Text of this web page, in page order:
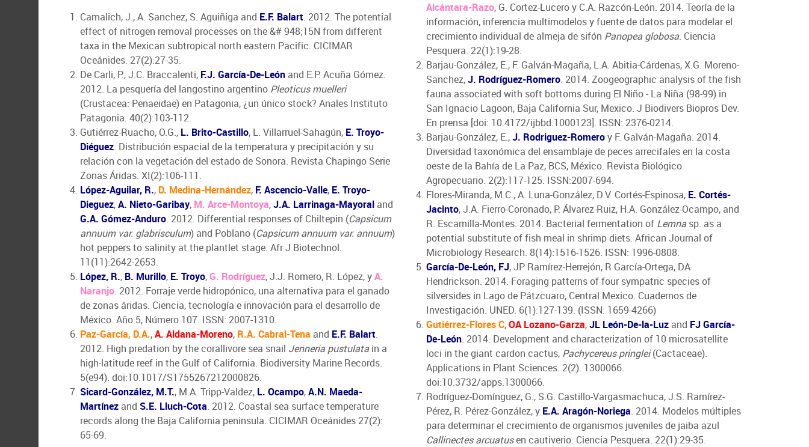
Camalich, J., A. Sanchez, S. Aguiñiga and E.F. Balart. 2012. The potential
effect of nitrogen removal processes on the &# 948;15N from different
taxa in the Mexican subtropical north eastern Pacific. CICIMAR
Oceánides. 27(2):27-35.
De Carli, P., J.C. Braccalenti, F.J. García-De-León and E.P. Acuña Gómez.
2012. La pesquería del langostino argentino Pleoticus muelleri
(Crustacea: Penaeidae) en Patagonia, ¿un único stock? Anales Instituto
Patagonia. 40(2):103-112.
Gutiérrez-Ruacho, O.G., L. Brito-Castillo, L. Villarruel-Sahagún, E. Troyo-
Diéguez. Distribución espacial de la temperatura y precipitación y su
relación con la vegetación del estado de Sonora. Revista Chapingo Serie
Zonas Áridas. XI(2):106-111.
López-Aguilar, R., D. Medina-Hernández, F. Ascencio-Valle, E. Troyo-
Dieguez,A. Nieto-Garibay, M. Arce-Montoya,J.A. Larrinaga-Mayoral and
G.A. Gómez-Anduro. 2012. Differential responses of Chiltepin (Capsicum
annuum var. glabrisculum) and Poblano (Capsicum annuum var. annuum)
hot peppers to salinity at the plantlet stage. Afr J Biotechnol.
11(11):2642-2653.
López, R., B. Murillo, E. Troyo,G. Rodríguez, J.J. Romero, R. López, yA.
Naranjo. 2012. Forraje verde hidropónico, una alternativa para el ganado
de zonas áridas. Ciencia, tecnología e innovación para el desarrollo de
México. Año 5, Número 107. ISSN: 2007-1310.
Paz-García, D.A.,A. Aldana-Moreno, R.A. Cabral-Tena and E.F. Balart.
2012. High predation by the corallivore sea snail Jenneria pustulatain a
high-latitude reef in the Gulf of California. Biodiversity Marine Records.
5(e94). doi:10.1017/S1755267212000826.
Sicard-González, M.T., M.A. Tripp-Valdez, L. Ocampo,A.N. Maeda-
Martínez and S.E. Lluch-Cota. 2012. Coastal sea surface temperature
records along the Baja California peninsula. CICIMAR Oceánides 27(2):
65-69.
Alcántara-Razo, G. Cortez-Lucero y C.A. Razcón-León. 2014. Teoría de la
información, inferencia multimodelos y fuente de datos para modelar el
crecimiento individual de almeja de sifón Panopea globosa. Ciencia
Pesquera. 22(1):19-28.
Barjau-González, E., F. Galván-Magaña, L.A. Abitia-Cárdenas, X.G. Moreno-
Sanchez,J. Rodríguez-Romero. 2014. Zoogeographic analysis of the fish
fauna associated with soft bottoms during El Niño - La Niña (98-99) in
San Ignacio Lagoon, Baja California Sur, Mexico. J Biodivers Biopros Dev.
En prensa [doi: 10.4172/ijbbd.1000123]. ISSN: 2376-0214.
Barjau-González, E.,J. Rodriguez-Romeroy F. Galván-Magaña. 2014.
Diversidad taxonómica del ensamblaje de peces arrecifales en la costa
oeste de la Bahía de La Paz, BCS, México. Revista Biológico
Agropecuario. 2(2):117-125. ISSN:2007-694.
Flores-Miranda, M.C., A. Luna-González, D.V. Cortés-Espinosa, E. Cortés-
Jacinto, J.A. Fierro-Coronado, P. Álvarez-Ruiz, H.A. González-Ocampo, and
R. Escamilla-Montes. 2014. Bacterial fermentation of Lemnasp. as a
potential substitute of fish meal in shrimp diets. African Journal of
Microbiology Research. 8(14):1516-1526. ISSN: 1996-0808.
García-De-León, FJ, JP Ramírez-Herrejón, R García-Ortega, DA
Hendrickson. 2014. Foraging patterns of four sympatric species of
silversides in Lago de Pátzcuaro, Central Mexico. Cuadernos de
Investigación. UNED. 6(1):127-139. (ISSN: 1659-4266)
Gutiérrez-Flores C,OA Lozano-Garza,JL León-De-la-Luz and FJ García-
De-León. 2014. Development and characterization of 10 microsatellite
loci in the giant cardon cactus, Pachycereus pringlei(Cactaceae).
Applications in Plant Sciences. 2(2). 1300066.
doi:10.3732/apps.1300066.
Rodríguez-Domínguez, G., S.G. Castillo-Vargasmachuca, J.S. Ramírez-
Pérez, R. Pérez-González, y E.A. Aragón-Noriega. 2014. Modelos múltiples
para determinar el crecimiento de organismos juveniles de jaiba azul
Callinectes arcuatusen cautiverio. Ciencia Pesquera. 22(1):29-35.